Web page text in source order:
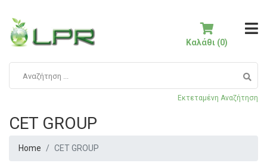
Εκτεταμένη Αναζήτηση
Καλάθι (0)
CET GROUP
Home CET GROUP